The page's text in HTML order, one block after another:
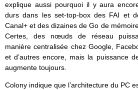
explique aussi pourquoi il y aura
durs dans les set-top-box des FAI et
Canal+ et des dizaines de Go de
Certes, des nœuds de réseau
manière centralisée chez Google,
et d’autres encore, mais la puissance
augmente toujours.
Colony indique que l’architecture du PC